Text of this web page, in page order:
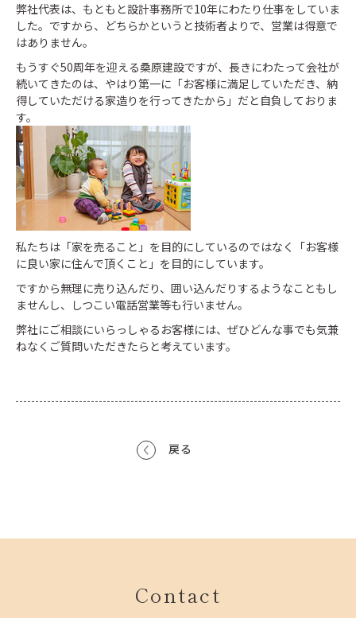
弊社代表は、もともと設計事務所で10年にわたり仕事をしていま
した。ですから、どちらかというと技術者よりで、営業は得意で
はありません。
もうすぐ50周年を迎える桑原建設ですが、長きにわたって会社が
続いてきたのは、やはり第一に「お客様に満足していただき、納
得していただける家造りを行ってきたから」だと自負しておりま
す。
私たちは「家を売ること」を目的にしているのではなく「お客様
に良い家に住んで頂くこと」を目的にしています。
ですから無理に売り込んだり、囲い込んだりするようなこともし
ませんし、しつこい電話営業等も行いません。
弊社にご相談にいらっしゃるお客様には、ぜひどんな事でも気兼
ねなくご質問いただきたらと考えています。
戻る
Contact